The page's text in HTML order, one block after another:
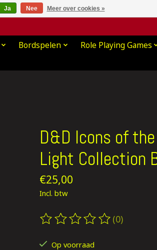
Bordspelen Role Playing Games
D&D Icons of
Light Collection
€25,00
Incl. btw
De beoordeling van dit
(0)
Op voorraad
Ja Nee Meer over cookies »